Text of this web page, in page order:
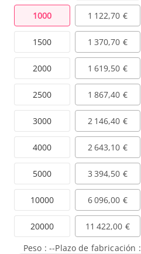
1000
1500
2000
2500
3000
4000
5000
10000
20000
1 122,70 €
1 370,70 €
1 619,50 €
1 867,40 €
2 146,40 €
2 643,10 €
3 394,50 €
6 096,00 €
11 422,00 €
Peso :--Plazo de fabricación :